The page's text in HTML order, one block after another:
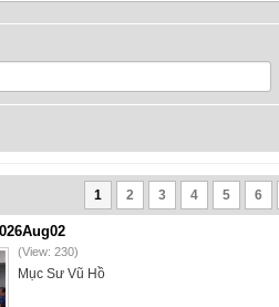
1 2 3 4 5 6
(View: 230)
Mục Sư Vũ Hồ